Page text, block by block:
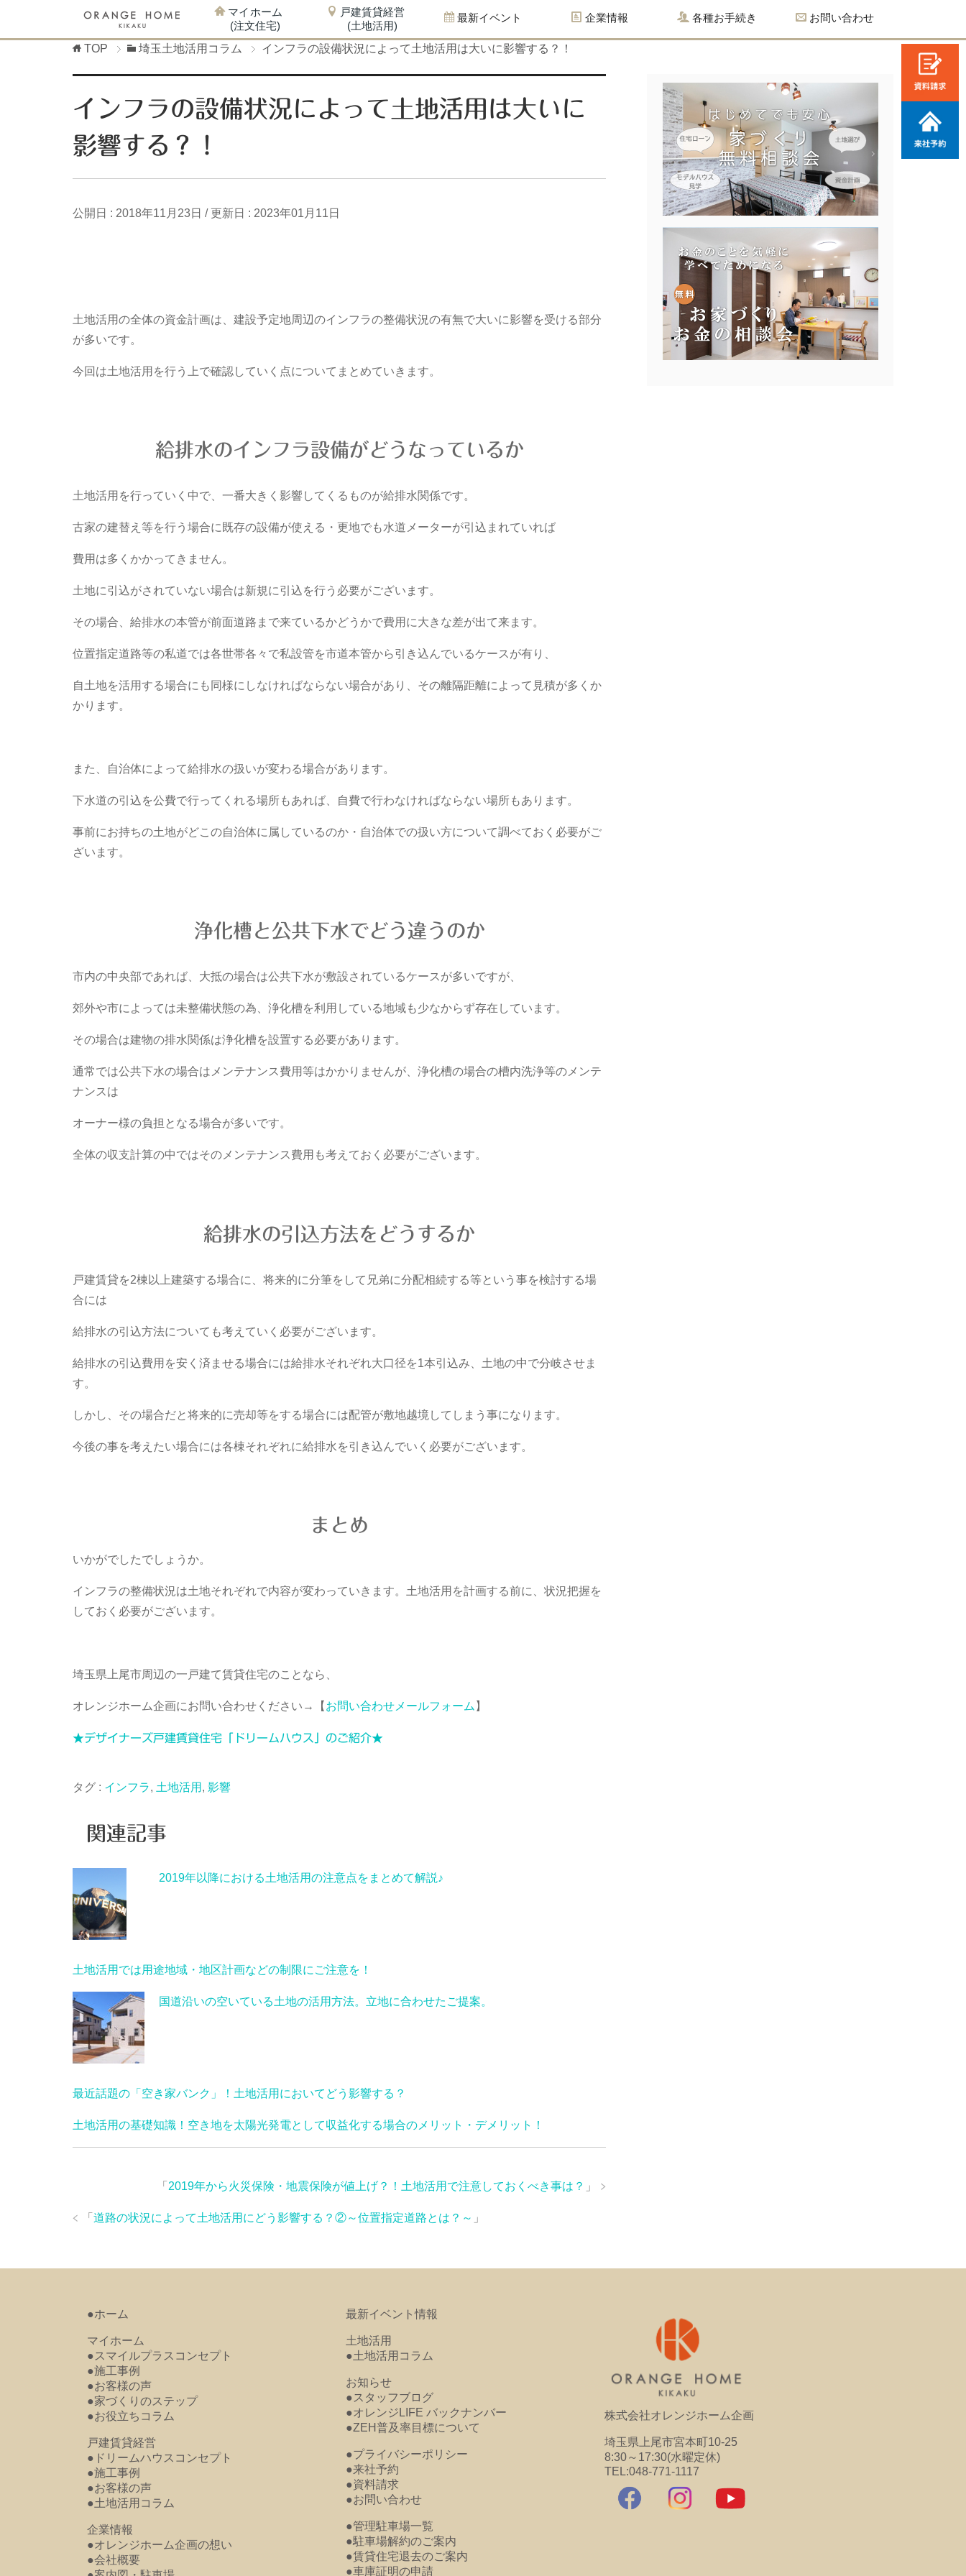
マイホーム
(注文住宅)
戸建賃貸経営
(土地活用)
最新イベント 企業情報 各種お手続き お問い合わせ
TOP 埼玉土地活用コラム インフラの設備状況によって土地活用は大いに影響する？！
インフラの設備状況によって土地活用は大いに
影響する？！
公開日 : 2018年11月23日 / 更新日 : 2023年01月11日
土地活用の全体の資金計画は、建設予定地周辺のインフラの整備状況の有無で大いに影響を受ける部分
が多いです。
今回は土地活用を行う上で確認していく点についてまとめていきます。
給排水のインフラ設備がどうなっているか
土地活用を行っていく中で、一番大きく影響してくるものが給排水関係です。
古家の建替え等を行う場合に既存の設備が使える・更地でも水道メーターが引込まれていれば
費用は多くかかってきません。
土地に引込がされていない場合は新規に引込を行う必要がございます。
その場合、給排水の本管が前面道路まで来ているかどうかで費用に大きな差が出て来ます。
位置指定道路等の私道では各世帯各々で私設管を市道本管から引き込んでいるケースが有り、
自土地を活用する場合にも同様にしなければならない場合があり、その離隔距離によって見積が多くか
かります。
また、自治体によって給排水の扱いが変わる場合があります。
下水道の引込を公費で行ってくれる場所もあれば、自費で行わなければならない場所もあります。
事前にお持ちの土地がどこの自治体に属しているのか・自治体での扱い方について調べておく必要がご
ざいます。
浄化槽と公共下水でどう違うのか
市内の中央部であれば、大抵の場合は公共下水が敷設されているケースが多いですが、
郊外や市によっては未整備状態の為、浄化槽を利用している地域も少なからず存在しています。
その場合は建物の排水関係は浄化槽を設置する必要があります。
通常では公共下水の場合はメンテナンス費用等はかかりませんが、浄化槽の場合の槽内洗浄等のメンテ
ナンスは
オーナー様の負担となる場合が多いです。
全体の収支計算の中ではそのメンテナンス費用も考えておく必要がございます。
給排水の引込方法をどうするか
戸建賃貸を2棟以上建築する場合に、将来的に分筆をして兄弟に分配相続する等という事を検討する場
合には
給排水の引込方法についても考えていく必要がございます。
給排水の引込費用を安く済ませる場合には給排水それぞれ大口径を1本引込み、土地の中で分岐させま
す。
しかし、その場合だと将来的に売却等をする場合には配管が敷地越境してしまう事になります。
今後の事を考えたい場合には各棟それぞれに給排水を引き込んでいく必要がございます。
まとめ
いかがでしたでしょうか。
インフラの整備状況は土地それぞれで内容が変わっていきます。土地活用を計画する前に、状況把握を
しておく必要がございます。
埼玉県上尾市周辺の一戸建て賃貸住宅のことなら、
オレンジホーム企画にお問い合わせください→【 お問い合わせメールフォーム 】
★デザイナーズ戸建賃貸住宅「ドリームハウス」のご紹介★
タグ : インフラ, 土地活用 , 影響
関連記事
2019年以降における土地活用の注意点をまとめて解説♪
土地活用では用途地域・地区計画などの制限にご注意を！
国道沿いの空いている土地の活用方法。立地に合わせたご提案。
最近話題の「空き家バンク」！土地活用においてどう影響する？
土地活用の基礎知識！空き地を太陽光発電として収益化する場合のメリット・デメリット！
「 2019年から火災保険・地震保険が値上げ？！土地活用で注意しておくべき事は？ 」
「 道路の状況によって土地活用にどう影響する？②～位置指定道路とは？～ 」
●ホーム
マイホーム
●スマイルプラスコンセプト
●施工事例
●お客様の声
●家づくりのステップ
●お役立ちコラム
戸建賃貸経営
●ドリームハウスコンセプト
●施工事例
●お客様の声
●土地活用コラム
企業情報
●オレンジホーム企画の想い
●会社概要
最新イベント情報
土地活用
●土地活用コラム
お知らせ
●スタッフブログ
●オレンジLIFE バックナンバー
●ZEH普及率目標について
●プライバシーポリシー
●来社予約
●資料請求
●お問い合わせ
●管理駐車場一覧
●駐車場解約のご案内
●賃貸住宅退去のご案内
●車庫証明の申請
株式会社オレンジホーム企画
埼玉県上尾市宮本町10-25
8:30～17:30(水曜定休)
TEL:048-771-1117